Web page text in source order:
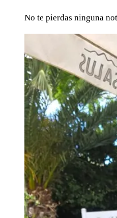
No te pierdas ninguna